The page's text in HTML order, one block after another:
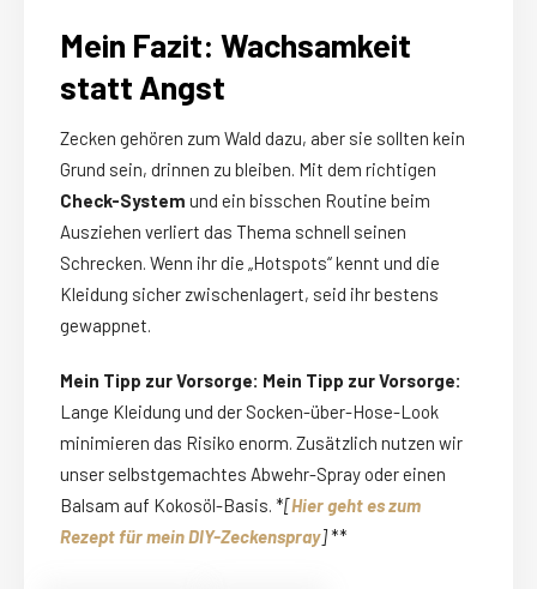
Mein Fazit: Wachsamkeit
statt Angst
Zecken gehören zum Wald dazu, aber sie sollten kein
Grund sein, drinnen zu bleiben. Mit dem richtigen
Check-System und ein bisschen Routine beim
Ausziehen verliert das Thema schnell seinen
Schrecken. Wenn ihr die „Hotspots“ kennt und die
Kleidung sicher zwischenlagert, seid ihr bestens
gewappnet.
Mein Tipp zur Vorsorge: Mein Tipp zur Vorsorge:
Lange Kleidung und der Socken-über-Hose-Look
minimieren das Risiko enorm. Zusätzlich nutzen wir
unser selbstgemachtes Abwehr-Spray oder einen
Balsam auf Kokosöl-Basis. *[Hier geht es zum
Rezept für mein DIY-Zeckenspray]**